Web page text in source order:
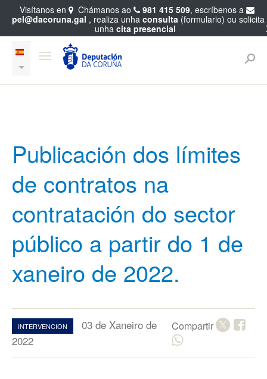
Publicación dos límites
de contratos na
contratación do sector
público a partir do 1 de
xaneiro de 2022.
INTERVENCION
03 de Xaneiro de
2022
Compartir
Visítanos en Chámanos ao 981 415 509, escríbenos a
pel@dacoruna.gal , realiza unha consulta(formulario) ou solicita
unha cita presencial